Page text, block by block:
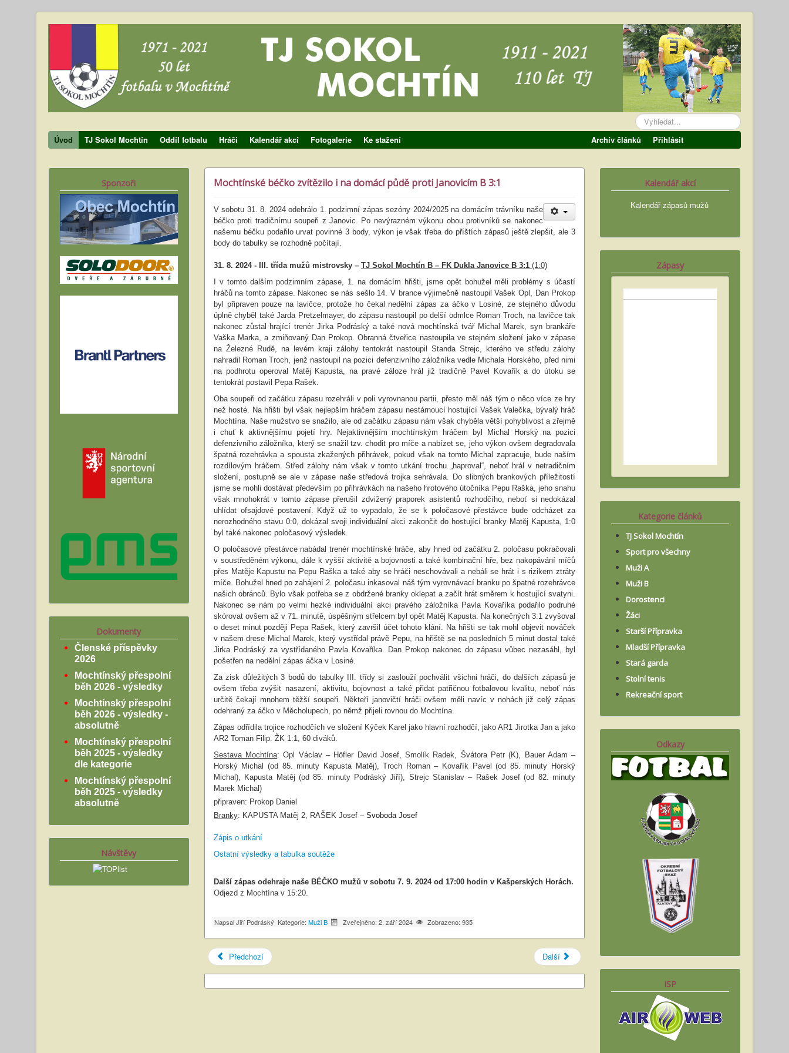
Vyhledávání...
Úvod
TJ Sokol Mochtín Oddíl fotbalu Hráči Kalendář akcí Fotogalerie Ke stažení Archív článků Přihlásit
Sponzoři
Dokumenty
Členské příspěvky
2026
Mochtínský přespolní
běh 2026 - výsledky
Mochtínský přespolní
běh 2026 - výsledky -
absolutně
Mochtínský přespolní
běh 2025 - výsledky
dle kategorie
Mochtínský přespolní
běh 2025 - výsledky
absolutně
Návštěvy
Mochtínské béčko zvítězilo i na domácí půdě proti Janovicím B 3:1
V sobotu 31. 8. 2024 odehrálo 1. podzimní zápas sezóny 2024/2025 na domácím trávníku naše
béčko proti tradičnímu soupeři z Janovic. Po nevýrazném výkonu obou protivníků se nakonec
našemu béčku podařilo urvat povinné 3 body, výkon je však třeba do příštích zápasů ještě zlepšit, ale 3
body do tabulky se rozhodně počítají.
31. 8. 2024 - III. třída mužů mistrovsky – TJ Sokol Mochtín B – FK Dukla Janovice B 3:1 (1:0)
I v tomto dalším podzimním zápase, 1. na domácím hřišti, jsme opět bohužel měli problémy s účastí
hráčů na tomto zápase. Nakonec se nás sešlo 14. V brance výjimečně nastoupil Vašek Opl, Dan Prokop
byl připraven pouze na lavičce, protože ho čekal nedělní zápas za áčko v Losiné, ze stejného důvodu
úplně chyběl také Jarda Pretzelmayer, do zápasu nastoupil po delší odmlce Roman Troch, na lavičce tak
nakonec zůstal hrající trenér Jirka Podráský a také nová mochtínská tvář Michal Marek, syn brankáře
Vaška Marka, a zmiňovaný Dan Prokop. Obranná čtveřice nastoupila ve stejném složení jako v zápase
na Železné Rudě, na levém kraji zálohy tentokrát nastoupil Standa Strejc, kterého ve středu zálohy
nahradil Roman Troch, jenž nastoupil na pozici defenzivního záložníka vedle Michala Horského, před nimi
na podhrotu operoval Matěj Kapusta, na pravé záloze hrál již tradičně Pavel Kovařík a do útoku se
tentokrát postavil Pepa Rašek.
Oba soupeři od začátku zápasu rozehráli v poli vyrovnanou partii, přesto měl náš tým o něco více ze hry
než hosté. Na hřišti byl však nejlepším hráčem zápasu nestárnoucí hostující Vašek Valečka, bývalý hráč
Mochtína. Naše mužstvo se snažilo, ale od začátku zápasu nám však chyběla větší pohyblivost a zřejmě
i chuť k aktivnějšímu pojetí hry. Nejaktivnějším mochtínským hráčem byl Michal Horský na pozici
defenzivního záložníka, který se snažil tzv. chodit pro míče a nabízet se, jeho výkon ovšem degradovala
špatná rozehrávka a spousta zkažených přihrávek, pokud však na tomto Michal zapracuje, bude naším
rozdílovým hráčem. Střed zálohy nám však v tomto utkání trochu „haproval“, neboť hrál v netradičním
složení, postupně se ale v zápase naše středová trojka sehrávala. Do slibných brankových příležitostí
jsme se mohli dostávat především po přihrávkách na našeho hrotového útočníka Pepu Raška, jeho snahu
však mnohokrát v tomto zápase přerušil zdvižený praporek asistentů rozhodčího, neboť si nedokázal
uhlídat ofsajdové postavení. Když už to vypadalo, že se k poločasové přestávce bude odcházet za
nerozhodného stavu 0:0, dokázal svoji individuální akci zakončit do hostující branky Matěj Kapusta, 1:0
byl také nakonec poločasový výsledek.
O poločasové přestávce nabádal trenér mochtínské hráče, aby hned od začátku 2. poločasu pokračovali
v soustředěném výkonu, dále k vyšší aktivitě a bojovnosti a také kombinační hře, bez nakopávání míčů
přes Matěje Kapustu na Pepu Raška a také aby se hráči neschovávali a nebáli se hrát i s rizikem ztráty
míče. Bohužel hned po zahájení 2. poločasu inkasoval náš tým vyrovnávací branku po špatné rozehrávce
našich obránců. Bylo však potřeba se z obdržené branky oklepat a začít hrát směrem k hostující svatyni.
Nakonec se nám po velmi hezké individuální akci pravého záložníka Pavla Kovaříka podařilo podruhé
skórovat ovšem až v 71. minutě, úspěšným střelcem byl opět Matěj Kapusta. Na konečných 3:1 zvyšoval
o deset minut později Pepa Rašek, který završil účet tohoto klání. Na hřišti se tak mohl objevit nováček
v našem drese Michal Marek, který vystřídal právě Pepu, na hřiště se na posledních 5 minut dostal také
Jirka Podráský za vystřídaného Pavla Kovaříka. Dan Prokop nakonec do zápasu vůbec nezasáhl, byl
pošetřen na nedělní zápas áčka v Losiné.
Za zisk důležitých 3 bodů do tabulky III. třídy si zaslouží pochválit všichni hráči, do dalších zápasů je
ovšem třeba zvýšit nasazení, aktivitu, bojovnost a také přidat patřičnou fotbalovou kvalitu, neboť nás
určitě čekají mnohem těžší soupeři. Někteří janovičtí hráči ovšem měli navíc v nohách již celý zápas
odehraný za áčko v Měcholupech, po němž přijeli rovnou do Mochtína.
Zápas odřídila trojice rozhodčích ve složení Kýček Karel jako hlavní rozhodčí, jako AR1 Jirotka Jan a jako
AR2 Toman Filip. ŽK 1:1, 60 diváků.
Sestava Mochtína: Opl Václav – Höfler David Josef, Smolík Radek, Švátora Petr (K), Bauer Adam –
Horský Michal (od 85. minuty Kapusta Matěj), Troch Roman – Kovařík Pavel (od 85. minuty Horský
Michal), Kapusta Matěj (od 85. minuty Podráský Jiří), Strejc Stanislav – Rašek Josef (od 82. minuty
Marek Michal)
připraven: Prokop Daniel
Branky: KAPUSTA Matěj 2, RAŠEK Josef – Svoboda Josef
Zápis o utkání
Ostatní výsledky a tabulka soutěže
Další zápas odehraje naše BÉČKO mužů v sobotu 7. 9. 2024 od 17:00 hodin v Kašperských Horách.
Odjezd z Mochtína v 15:20.
NapsalJiří Podráský Kategorie: Muži B Zveřejněno: 2. září 2024 Zobrazeno: 935
Předchozí Další
Kalendář akcí
Kalendář zápasů mužů
Zápasy
Kategorie článků
TJ Sokol Mochtín
Sport pro všechny
Muži A
Muži B
Dorostenci
Žáci
Starší Přípravka
Mladší Přípravka
Stará garda
Stolní tenis
Rekreační sport
Odkazy
ISP